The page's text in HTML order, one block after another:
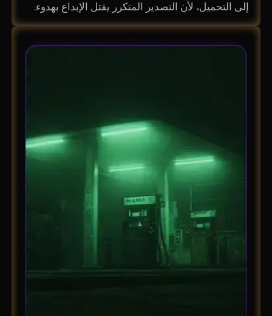
إلى التحميل، لأن التصدير المتكرر يقتل الإبداع بهدوء.